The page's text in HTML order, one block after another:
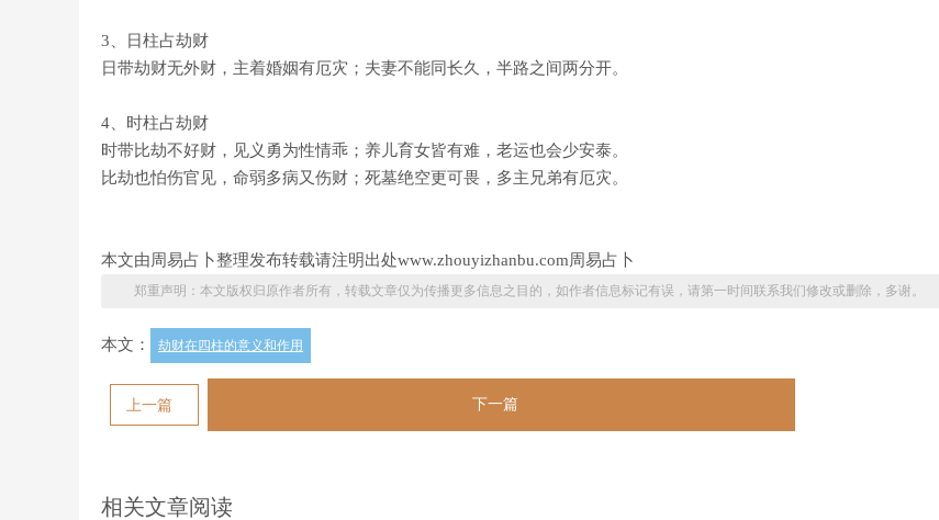
3、日柱占劫财
日带劫财无外财，主着婚姻有厄灾；夫妻不能同长久，半路之间两分开。
4、时柱占劫财
时带比劫不好财，见义勇为性情乖；养儿育女皆有难，老运也会少安泰。
比劫也怕伤官见，命弱多病又伤财；死墓绝空更可畏，多主兄弟有厄灾。
本文由周易占卜整理发布转载请注明出处www.zhouyizhanbu.com周易占卜
郑重声明：本文版权归原作者所有，转载文章仅为传播更多信息之目的，如作者信息标记有误，请第一时间联系我们修改或删除，多谢。
本文： 劫财在四柱的意义和作用
上一篇 下一篇
相关文章阅读